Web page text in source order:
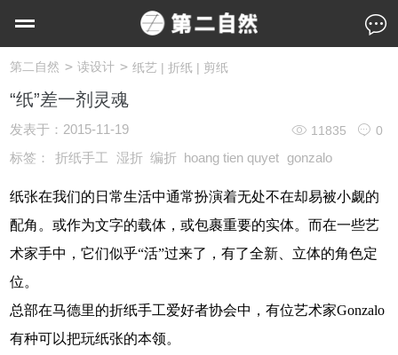
第二自然 > 读设计 > 纸艺 | 折纸 | 剪纸
“纸”差一剂灵魂
发表于： 2015-11-19 0
11835
标签： 折纸手工 湿折 编折 hoang tien quyet gonzalo
纸张在我们的日常生活中通常扮演着无处不在却易被小觑的
配角。或作为文字的载体，或包裹重要的实体。而在一些艺
术家手中，它们似乎“活”过来了，有了全新、立体的角色定
位。
总部在马德里的折纸手工爱好者协会中，有位艺术家Gonzalo
有种可以把玩纸张的本领。